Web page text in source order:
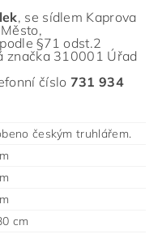
, se sídlem Kaprova
,
§71 odst.2
značka 310001 Úřad
číslo 731 934
českým truhlářem.
cm